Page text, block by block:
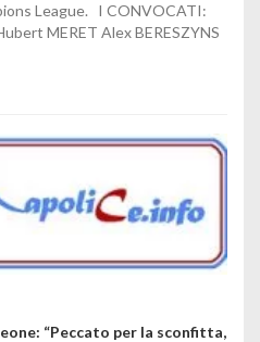
League. I CONVOCATI:
MERET Alex BERESZYNS
“Peccato per la sconfitta,